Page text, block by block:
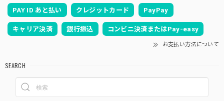
PAY ID あと払い クレジットカード PayPay
キャリア決済 銀行振込 コンビニ決済またはPay-easy
お支払い方法について
SEARCH